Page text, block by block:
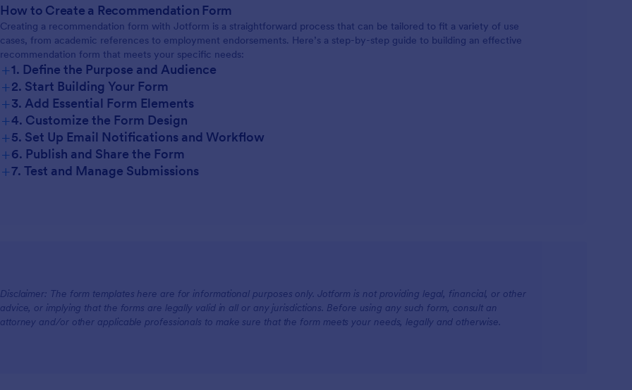
How to Create a Recommendation Form
Creating a recommendation form with Jotform is a straightforward process that can be tailored to fit a variety of use
cases, from academic references to employment endorsements. Here’s a step-by-step guide to building an effective
recommendation form that meets your specific needs:
+1. Define the Purpose and Audience
+2. Start Building Your Form
+3. Add Essential Form Elements
+4. Customize the Form Design
+5. Set Up Email Notifications and Workflow
+6. Publish and Share the Form
+7. Test and Manage Submissions
Disclaimer: The form templates here are for informational purposes only. Jotform is not providing legal, financial, or other
advice, or implying that the forms are legally valid in all or any jurisdictions. Before using any such form, consult an
attorney and/or other applicable professionals to make sure that the form meets your needs, legally and otherwise.